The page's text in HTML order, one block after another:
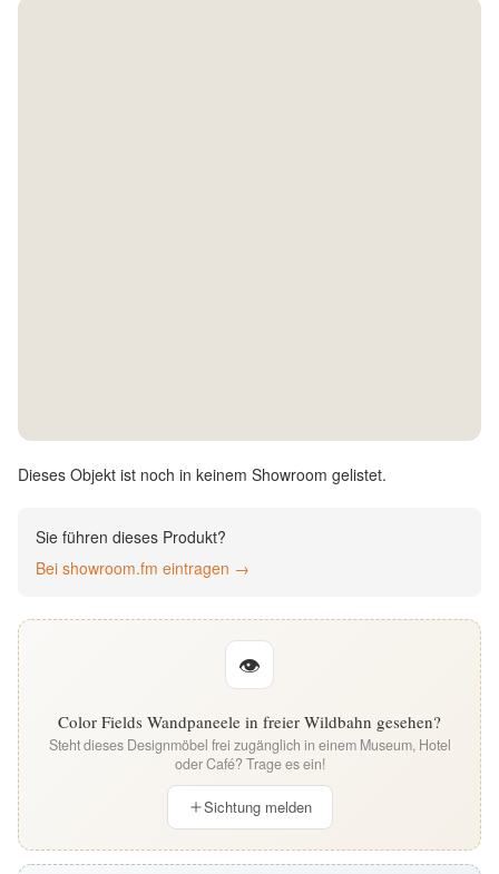
Deutsch
Dieses Objekt ist noch in keinem Showroom gelistet.
Sie führen dieses Produkt?
Bei showroom.fm eintragen →
👁
Color Fields Wandpaneele in freier Wildbahn gesehen?
Steht dieses Designmöbel frei zugänglich in einem Museum, Hotel
oder Café? Trage es ein!
Sichtung melden